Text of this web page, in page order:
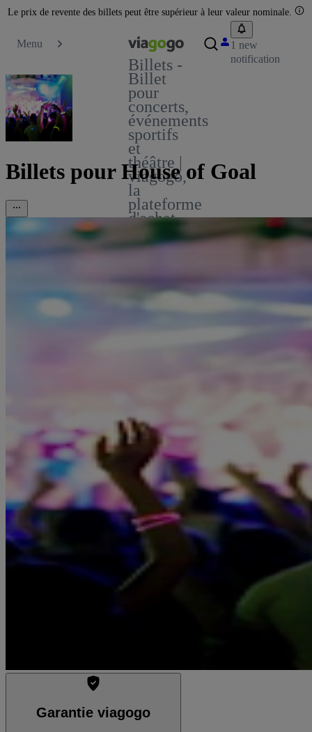
Le prix de revente des billets peut être supérieur à leur valeur nominale.
Menu
Billets -
Billet
pour
concerts,
événements
sportifs
et
théâtre |
viagogo,
la
plateforme
d'achat
vente
1 new
notification
Billets pour House of Goal
Garantie viagogo